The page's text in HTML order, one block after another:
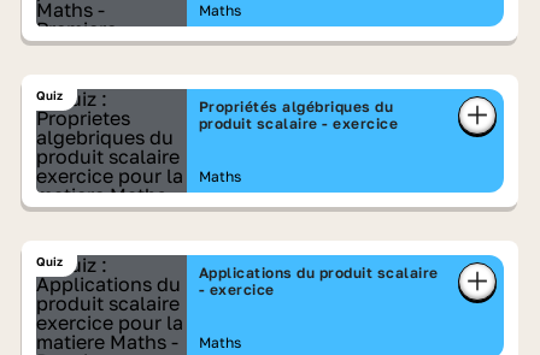
Maths
Quiz
Propriétés algébriques du
produit scalaire - exercice
Maths
Quiz
Applications du produit scalaire
- exercice
Maths